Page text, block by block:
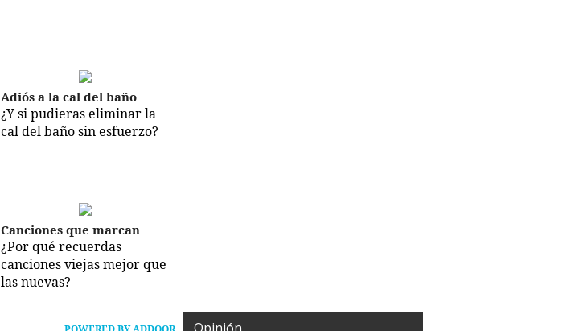
Adiós a la cal del baño
¿Y si pudieras eliminar la
cal del baño sin esfuerzo?
Canciones que marcan
¿Por qué recuerdas
canciones viejas mejor que
las nuevas?